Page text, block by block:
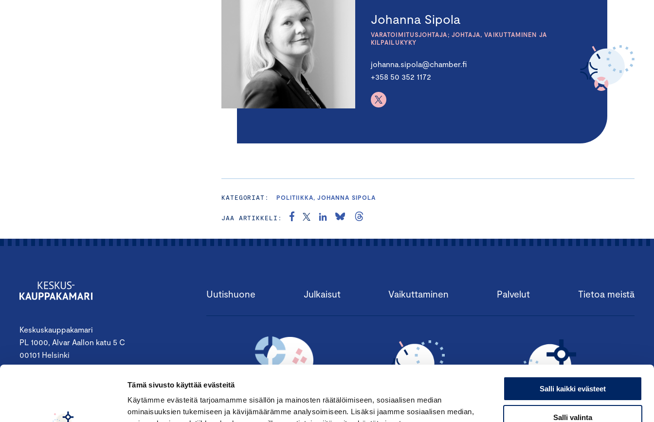
Tämä sivusto käyttää evästeitä
Käytämme evästeitä tarjoamamme sisällön ja mainosten räätälöimiseen, sosiaalisen median
ominaisuuksien tukemiseen ja kävijämäärämme analysoimiseen. Lisäksi jaamme sosiaalisen median,
Salli kaikki evästeet
Salli valinta
Johanna Sipola
VARATOIMITUSJOHTAJA; JOHTAJA, VAIKUTTAMINEN JA
KILPAILUKYKY
johanna.sipola@chamber.fi
+358 50 352 1172
KATEGORIAT: POLITIIKKA, JOHANNA SIPOLA
JAA ARTIKKELI:
Keskuskauppakamari
PL 1000, Alvar Aallon katu 5 C
00101 Helsinki
keskuskauppakamari@chamber.fi
Seuraa meitä:
Uutishuone Julkaisut Vaikuttaminen Palvelut Tietoa meistä